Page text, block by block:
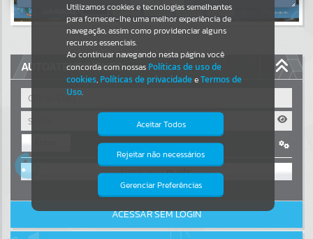
Por favor, aguarde...
NOTÍCIAS
Por favor, aguarde...
Por favor, aguarde...
Por favor, aguarde...
AUTOATENDIMENTO
OU
Cadastre-se|Recuperar Senha
ACESSAR SEM LOGIN
Utilizamos cookies e tecnologias semelhantes
para fornecer-lhe uma melhor experiência de
navegação, assim como providenciar alguns
recursos essenciais.
Ao continuar navegando nesta página você
concorda com nossas Políticas de uso de
cookies, Políticas de privacidadeeTermos de
Uso.
Aceitar Todos
Rejeitar não necessários
Gerenciar Preferências
Isto significa que diversos recursos
providenciados poderão não estar